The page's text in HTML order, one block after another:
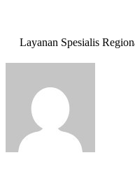
Layanan Spesialis